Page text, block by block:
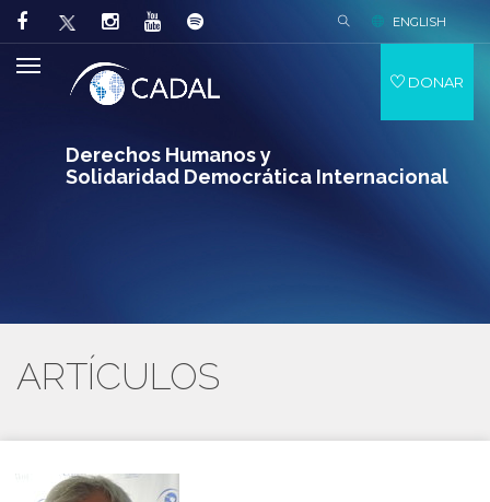
Derechos Humanos y
Solidaridad Democrática Internacional
ENGLISH
DONAR
ARTÍCULOS